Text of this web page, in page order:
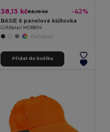
38,13 kč66,10 kč -42%
BASIE 6 panelová kšiltovka
GiftRetail MO8834
+14 Colors
Přidat do košíku